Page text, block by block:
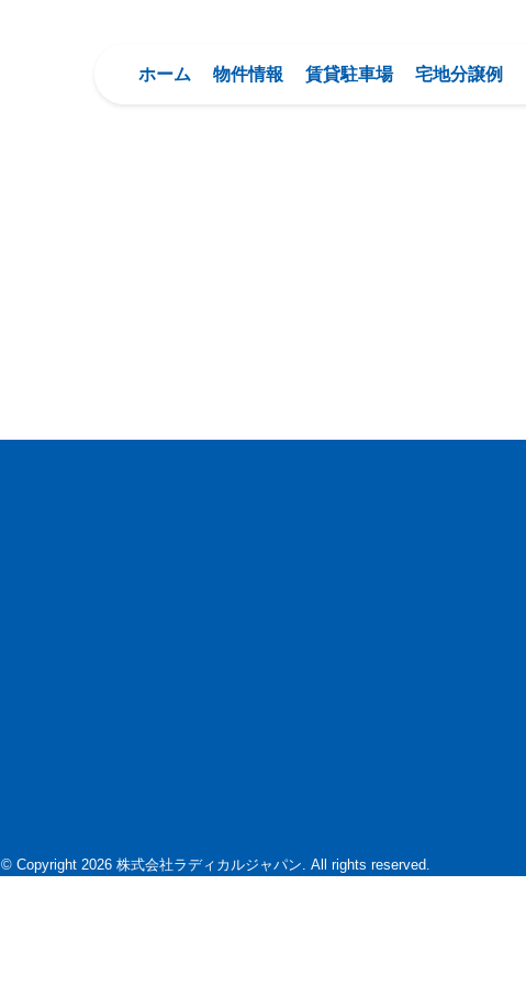
ホーム 物件情報 賃貸駐車場 宅地分譲例
© Copyright 2026 株式会社ラディカルジャパン. All rights reserved.